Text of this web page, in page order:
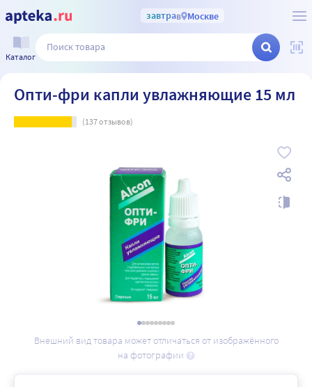
завтрав Москве
Каталог
Опти-фри капли увлажняющие 15 мл
(137отзывов)
Внешний вид товара может отличаться от изображённого
на фотографии